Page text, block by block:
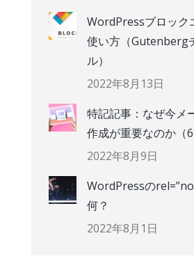
WordPressブロック
使い方（Gutenberg
ル）
2022年8月13日
特記記事：なぜ今メ
作成が重要なのか（6
2022年8月9日
WordPressの
何？
2022年8月1日